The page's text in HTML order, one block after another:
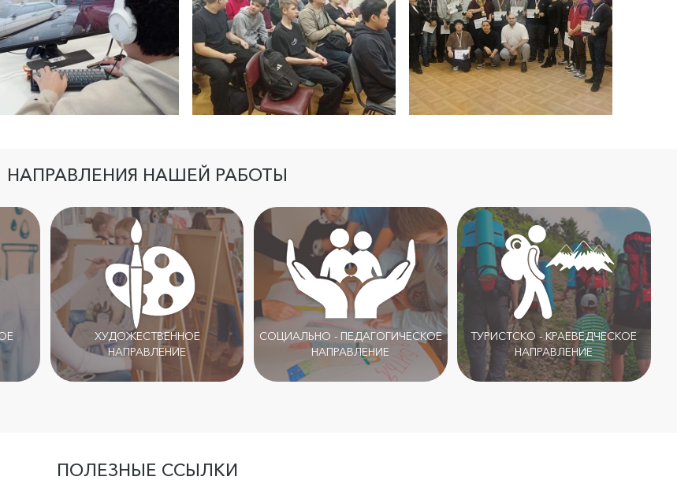
НАПРАВЛЕНИЯ НАШЕЙ РАБОТЫ
ХУДОЖЕСТВЕННОЕ
НАПРАВЛЕНИЕ
СОЦИАЛЬНО - ПЕДАГОГИЧЕСКОЕ
НАПРАВЛЕНИЕ
ТУРИСТСКО - КРАЕВЕДЧЕСКОЕ
НАПРАВЛЕНИЕ
ПОЛЕЗНЫЕ ССЫЛКИ